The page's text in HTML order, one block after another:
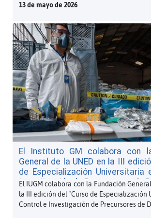
13 de mayo de 2026
El Instituto GM colabora con
General de la UNED en la III
de Especialización Universitaria
Investigación de Precursores de
El IUGM colabora con la Fundación
la III edición del "Curso de Especialización
Control e Investigación de Precursores de